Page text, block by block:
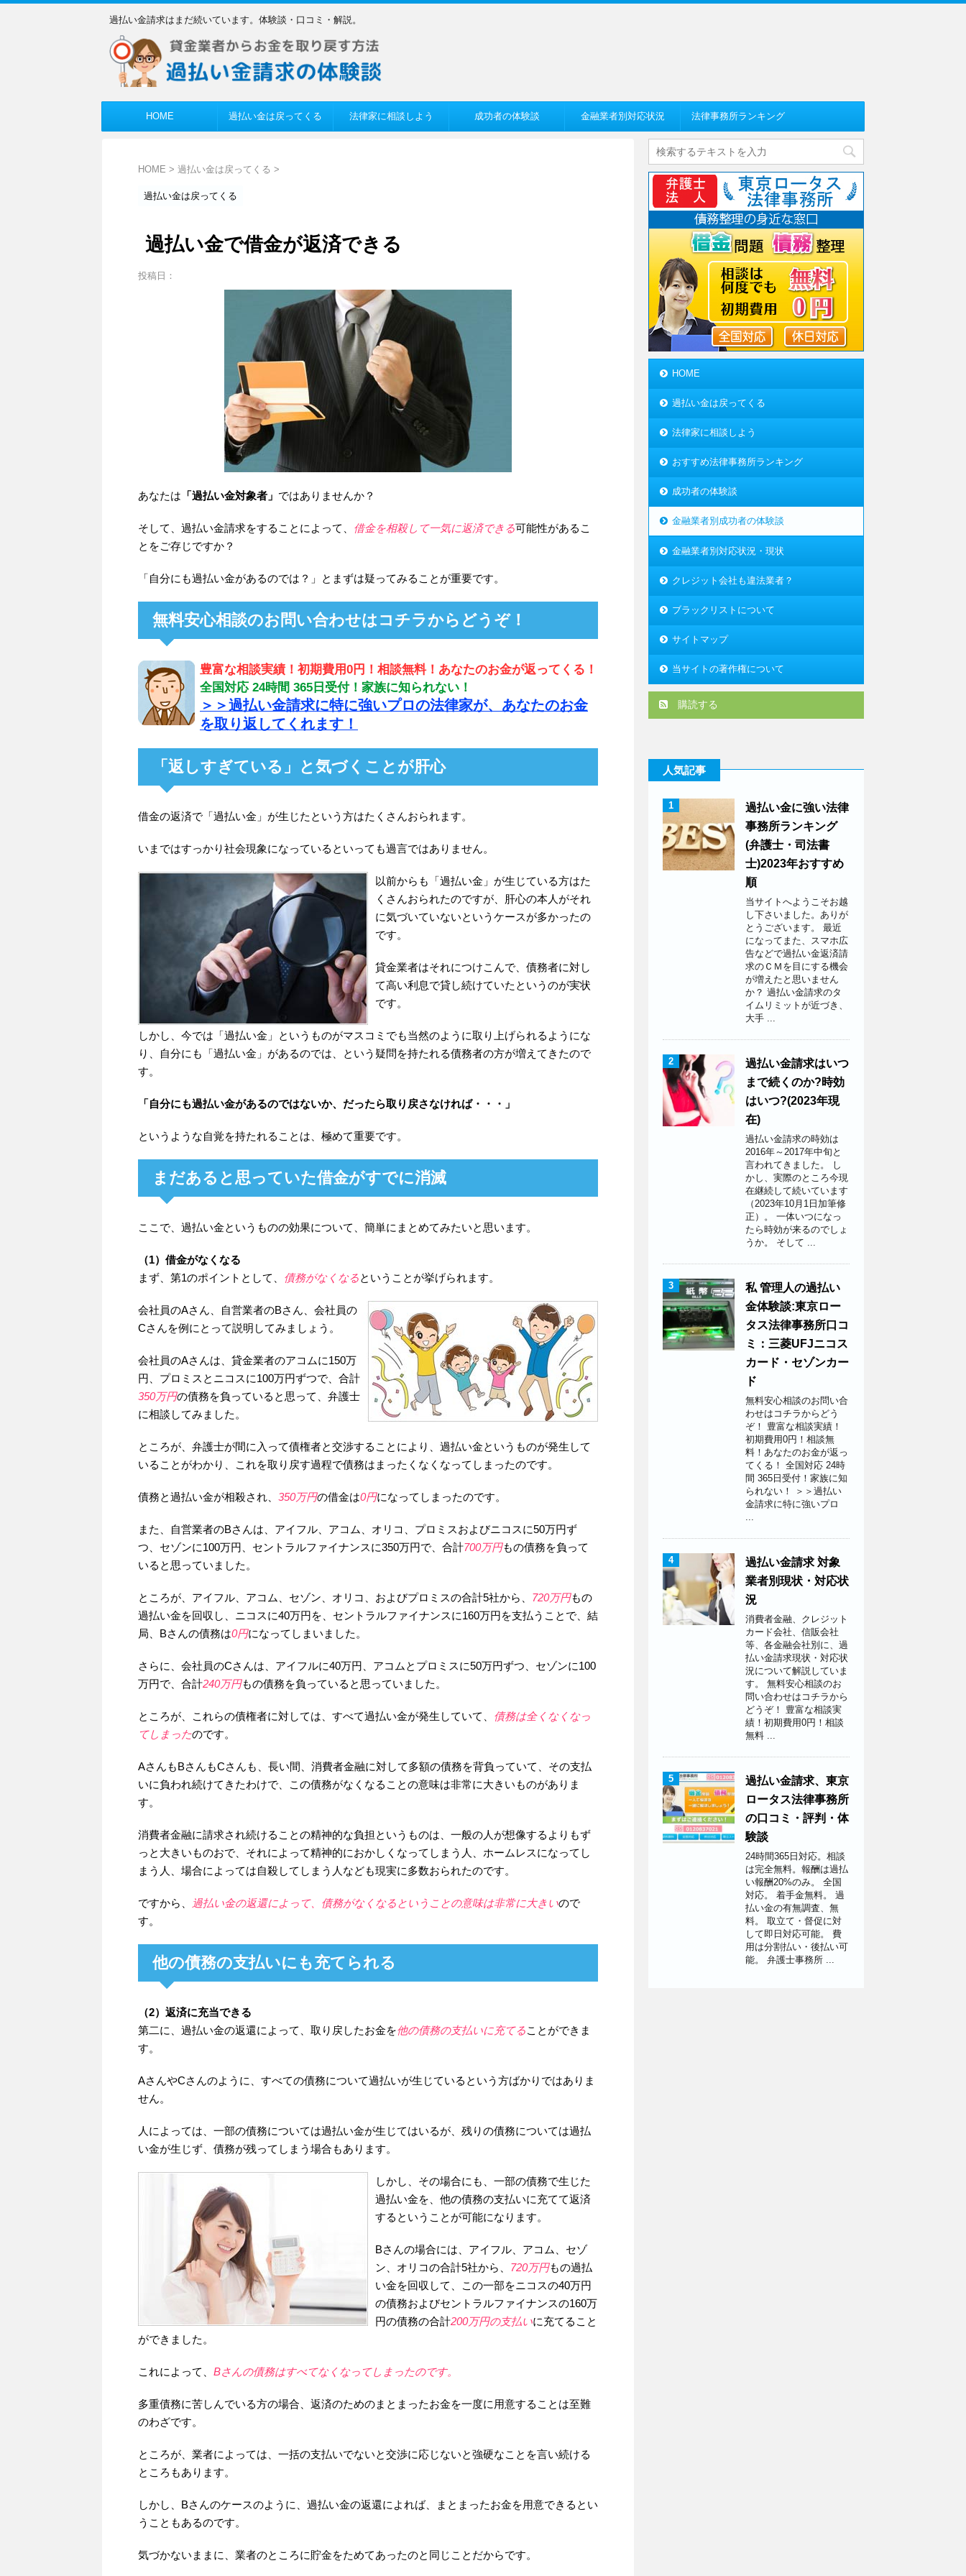
過払い金請求はまだ続いています。体験談・口コミ・解説。
HOME 過払い金は戻ってくる 法律家に相談しよう 成功者の体験談 金融業者別対応状況 法律事務所ランキング
HOME > 過払い金は戻ってくる >
過払い金は戻ってくる
過払い金で借金が返済できる
投稿日：
あなたは 「過払い金対象者」 ではありませんか？
そして、過払い金請求をすることによって、 借金を相殺して一気に返済できる可能性があるこ
とをご存じですか？
「自分にも過払い金があるのでは？」とまずは疑ってみることが重要です。
無料安心相談のお問い合わせはコチラからどうぞ！
豊富な相談実績！初期費用0円！相談無料！あなたのお金が返ってくる！
全国対応 24時間 365日受付！家族に知られない！
＞＞過払い金請求に特に強いプロの法律家が、あなたのお金
を取り返してくれます！
「返しすぎている」と気づくことが肝心
借金の返済で「過払い金」が生じたという方はたくさんおられます。
いまではすっかり社会現象になっているといっても過言ではありません。
以前からも「過払い金」が生じている方はた
くさんおられたのですが、肝心の本人がそれ
に気づいていないというケースが多かったの
です。
貸金業者はそれにつけこんで、債務者に対し
て高い利息で貸し続けていたというのが実状
です。
しかし、今では「過払い金」というものがマスコミでも当然のように取り上げられるようにな
り、自分にも「過払い金」があるのでは、という疑問を持たれる債務者の方が増えてきたので
す。
「自分にも過払い金があるのではないか、だったら取り戻さなければ・・・」
というような自覚を持たれることは、極めて重要です。
まだあると思っていた借金がすでに消滅
ここで、過払い金というものの効果について、簡単にまとめてみたいと思います。
（1）借金がなくなる
まず、第1のポイントとして、 債務がなくなるということが挙げられます。
会社員のAさん、自営業者のBさん、会社員の
Cさんを例にとって説明してみましょう。
会社員のAさんは、貸金業者のアコムに150万
円、プロミスとニコスに100万円ずつで、合計
350万円の債務を負っていると思って、弁護士
に相談してみました。
ところが、弁護士が間に入って債権者と交渉することにより、過払い金というものが発生して
いることがわかり、これを取り戻す過程で債務はまったくなくなってしまったのです。
債務と過払い金が相殺され、 350万円の借金は0円になってしまったのです。
また、自営業者のBさんは、アイフル、アコム、オリコ、プロミスおよびニコスに50万円ず
つ、セゾンに100万円、セントラルファイナンスに350万円で、合計700万円もの債務を負って
いると思っていました。
ところが、アイフル、アコム、セゾン、オリコ、およびプロミスの合計5社から、 720万円もの
過払い金を回収し、ニコスに40万円を、セントラルファイナンスに160万円を支払うことで、結
局、Bさんの債務は0円になってしまいました。
さらに、会社員のCさんは、アイフルに40万円、アコムとプロミスに50万円ずつ、セゾンに100
万円で、合計240万円もの債務を負っていると思っていました。
ところが、これらの債権者に対しては、すべて過払い金が発生していて、 債務は全くなくなっ
てしまったのです。
AさんもBさんもCさんも、長い間、消費者金融に対して多額の債務を背負っていて、その支払
いに負われ続けてきたわけで、この債務がなくなることの意味は非常に大きいものがありま
す。
消費者金融に請求され続けることの精神的な負担というものは、一般の人が想像するよりもず
っと大きいものおで、それによって精神的におかしくなってしまう人、ホームレスになってし
まう人、場合によっては自殺してしまう人なども現実に多数おられたのです。
ですから、 過払い金の返還によって、債務がなくなるということの意味は非常に大きいので
す。
他の債務の支払いにも充てられる
（2）返済に充当できる
第二に、過払い金の返還によって、取り戻したお金を他の債務の支払いに充てることができま
す。
AさんやCさんのように、すべての債務について過払いが生じているという方ばかりではありま
せん。
人によっては、一部の債務については過払い金が生じてはいるが、残りの債務については過払
い金が生じず、債務が残ってしまう場合もあります。
しかし、その場合にも、一部の債務で生じた
過払い金を、他の債務の支払いに充てて返済
するということが可能になります。
Bさんの場合には、アイフル、アコム、セゾ
ン、オリコの合計5社から、 720万円もの過払
い金を回収して、この一部をニコスの40万円
の債務およびセントラルファイナンスの160万
円の債務の合計200万円の支払いに充てること
ができました。
これによって、 Bさんの債務はすべてなくなってしまったのです。
多重債務に苦しんでいる方の場合、返済のためのまとまったお金を一度に用意することは至難
のわざです。
ところが、業者によっては、一括の支払いでないと交渉に応じないと強硬なことを言い続ける
ところもあります。
しかし、Bさんのケースのように、過払い金の返還によれば、まとまったお金を用意できるとい
うこともあるのです。
気づかないままに、業者のところに貯金をためてあったのと同じことだからです。
HOME
過払い金は戻ってくる
法律家に相談しよう
おすすめ法律事務所ランキング
成功者の体験談
金融業者別成功者の体験談
金融業者別対応状況・現状
クレジット会社も違法業者？
ブラックリストについて
サイトマップ
当サイトの著作権について
購読する
人気記事
1
過払い金に強い法律
事務所ランキング
(弁護士・司法書
士)2023年おすすめ
順
当サイトへようこそお越
し下さいました。ありが
とうございます。 最近
になってまた、スマホ広
告などで過払い金返済請
求のＣＭを目にする機会
が増えたと思いません
か？ 過払い金請求のタ
イムリミットが近づき、
大手 ...
2
過払い金請求はいつ
まで続くのか?時効
はいつ?(2023年現
在)
過払い金請求の時効は
2016年～2017年中旬と
言われてきました。 し
かし、実際のところ今現
在継続して続いています
（2023年10月1日加筆修
正）。 一体いつになっ
たら時効が来るのでしょ
うか。 そして ...
3
私 管理人の過払い
金体験談:東京ロー
タス法律事務所口コ
ミ：三菱UFJニコス
カード・セゾンカー
ド
無料安心相談のお問い合
わせはコチラからどう
ぞ！ 豊富な相談実績！
初期費用0円！相談無
料！あなたのお金が返っ
てくる！ 全国対応 24時
間 365日受付！家族に知
られない！ ＞＞過払い
金請求に特に強いプロ
...
4
過払い金請求 対象
業者別現状・対応状
況
消費者金融、クレジット
カード会社、信販会社
等、各金融会社別に、過
払い金請求現状・対応状
況について解説していま
す。 無料安心相談のお
問い合わせはコチラから
どうぞ！ 豊富な相談実
績！初期費用0円！相談
無料 ...
5
過払い金請求、東京
ロータス法律事務所
の口コミ・評判・体
験談
24時間365日対応。相談
は完全無料。報酬は過払
い報酬20%のみ。 全国
対応。 着手金無料。 過
払い金の有無調査、無
料。 取立て・督促に対
して即日対応可能。 費
用は分割払い・後払い可
能。 弁護士事務所 ...